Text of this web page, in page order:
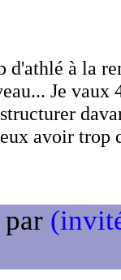
d'athlé à la
Je vaux
avoir trop
par